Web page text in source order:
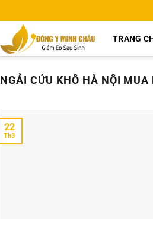
TRANG
NGẢI CỨU KHÔ HÀ NỘI
22
Th3